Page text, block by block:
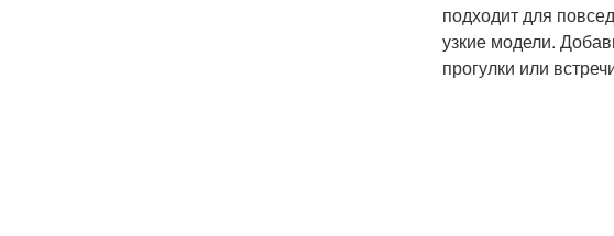
подходит для
узкие модели.
прогулки или